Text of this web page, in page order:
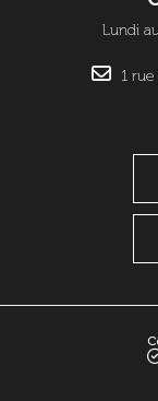
Lundi
1